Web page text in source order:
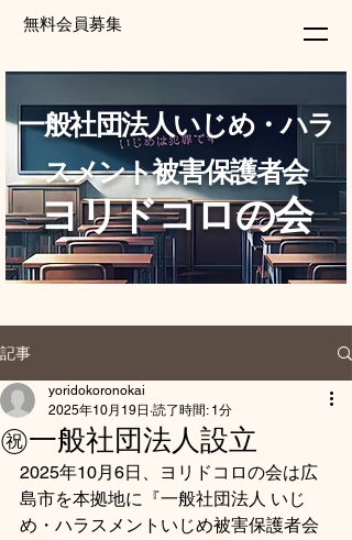
無料会員募集
一般社団法人いじめ・ハラ
スメント被害保護者会
ヨリドコロの会
記事
㊗️一般社団法人設立
yoridokoronokai
2025年10月19日 読了時間: 1分
2025年10月6日、ヨリドコロの会は広
島市を本拠地に『一般社団法人 いじ
め・ハラスメントいじめ被害保護者会